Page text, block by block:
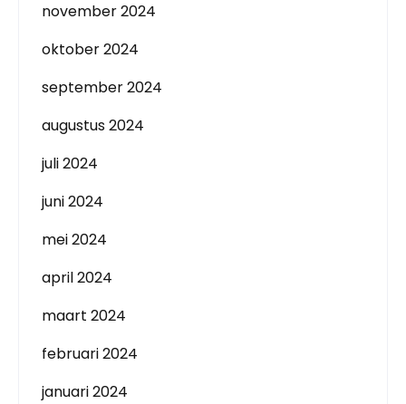
november 2024
oktober 2024
september 2024
augustus 2024
juli 2024
juni 2024
mei 2024
april 2024
maart 2024
februari 2024
januari 2024